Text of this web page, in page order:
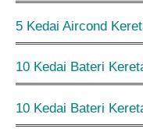
5 Kedai Aircond
10 Kedai Bateri
10 Kedai Bateri